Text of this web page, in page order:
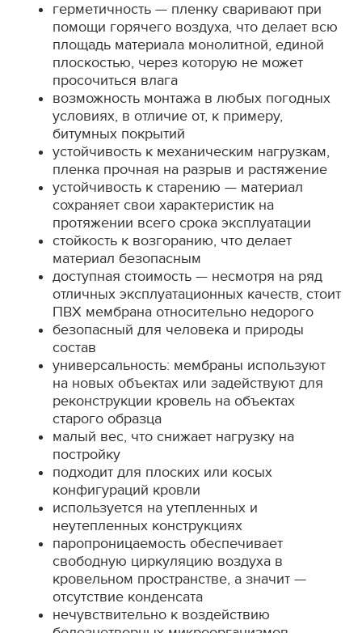
герметичность — пленку сваривают при
помощи горячего воздуха, что делает всю
площадь материала монолитной, единой
плоскостью, через которую не может
просочиться влага
возможность монтажа в любых погодных
условиях, в отличие от, к примеру,
битумных покрытий
устойчивость к механическим нагрузкам,
пленка прочная на разрыв и растяжение
устойчивость к старению — материал
сохраняет свои характеристик на
протяжении всего срока эксплуатации
стойкость к возгоранию, что делает
материал безопасным
доступная стоимость — несмотря на ряд
отличных эксплуатационных качеств, стоит
ПВХ мембрана относительно недорого
безопасный для человека и природы
состав
универсальность: мембраны используют
на новых объектах или задействуют для
реконструкции кровель на объектах
старого образца
малый вес, что снижает нагрузку на
постройку
подходит для плоских или косых
конфигураций кровли
используется на утепленных и
неутепленных конструкциях
паропроницаемость обеспечивает
свободную циркуляцию воздуха в
кровельном пространстве, а значит —
отсутствие конденсата
нечувствительно к воздействию